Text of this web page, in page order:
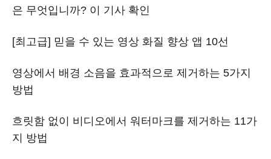
은 무엇입니까? 이 기사 확인
[최고급] 믿을 수 있는 영상 화질 향상 앱 10선
영상에서 배경 소음을 효과적으로 제거하는 5가지
방법
흐릿함 없이 비디오에서 워터마크를 제거하는 11가
지 방법